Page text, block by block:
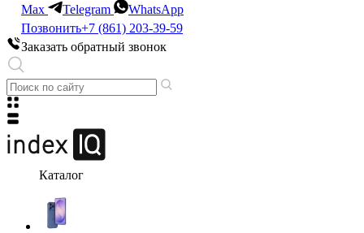
Max Telegram
WhatsApp
Позвонить+7 (861) 203-39-59
Заказать обратный звонок
Каталог